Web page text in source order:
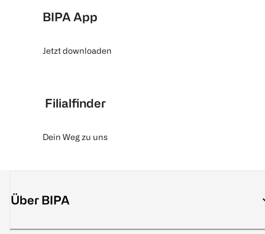
BIPA App
Jetzt downloaden
Filialfinder
Dein Weg zu uns
Über BIPA